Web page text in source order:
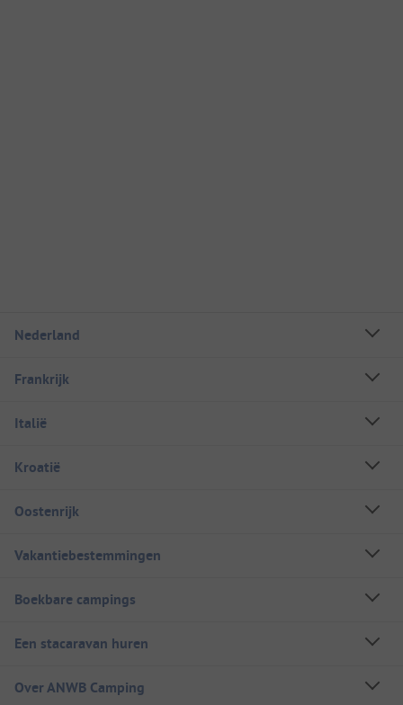
Nederland
Frankrijk
Italië
Kroatië
Oostenrijk
Vakantiebestemmingen
Boekbare campings
Een stacaravan huren
Over ANWB Camping